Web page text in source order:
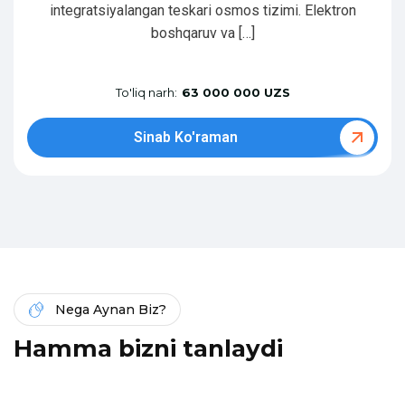
integratsiyalangan teskari osmos tizimi. Elektron
boshqaruv va […]
To'liq narh: 63 000 000 UZS
Sinab Ko'raman
Nega Aynan Biz?
Hamma bizni tanlaydi